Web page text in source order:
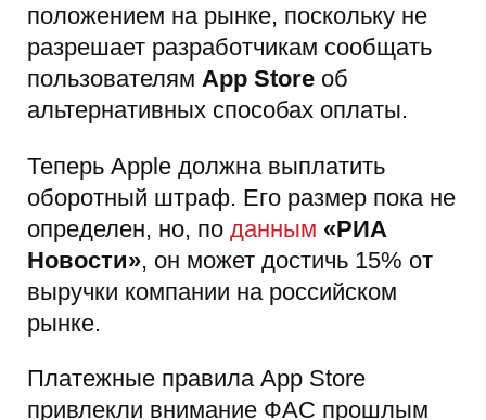
положением на рынке, поскольку не
разрешает разработчикам сообщать
пользователям App Store об
альтернативных способах оплаты.
Теперь Apple должна выплатить
оборотный штраф. Его размер пока не
определен, но, по данным «РИА
Новости», он может достичь 15% от
выручки компании на российском
рынке.
Платежные правила App Store
привлекли внимание ФАС прошлым